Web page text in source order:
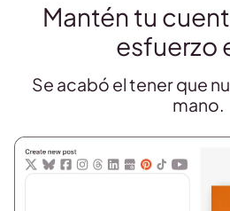
Mantén tu
esfuerzo
Se acabó el tener que
mano.